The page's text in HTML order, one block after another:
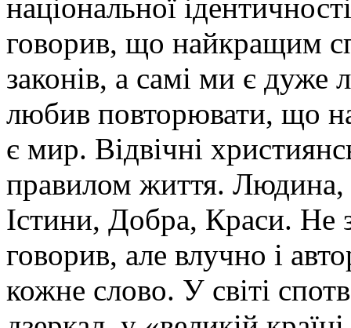
національної
говорив, що найкращим
законів, а самі ми є дуже
любив повторювати, що
є мир. Відвічні
правилом життя. Людина,
Істини, Добра, Краси. Не
говорив, але влучно і
кожне слово. У світі